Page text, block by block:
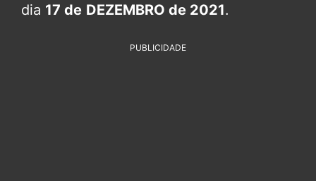
dia 17 de DEZEMBRO de 2021.
PUBLICIDADE